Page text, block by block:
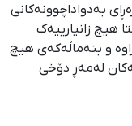
بەدواداچوونەکانی
هیچ زانیارییەک
و بنەماڵەکەی هیچ
لەمەڕ دۆخی